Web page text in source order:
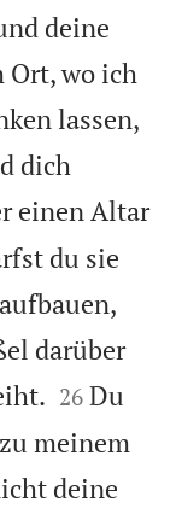
deine
Ort, wo ich
lassen,
dich
einen Altar
du sie
darüber


26 Du
meinem
deine